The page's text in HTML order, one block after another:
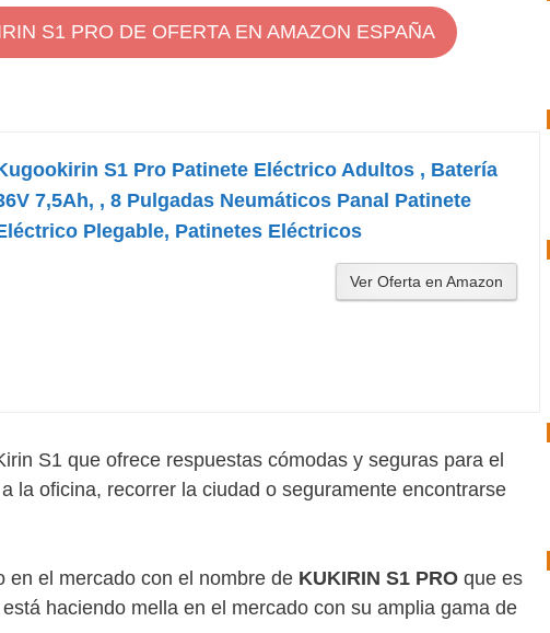
la pena?
en España
S1 PRO DE OFERTA EN AMAZON ESPAÑA
S1 Pro Patinete Eléctrico Adultos , Batería
7,5Ah, , 8 Pulgadas Neumáticos Panal Patinete
Plegable, Patinetes Eléctricos
Ver Oferta en Amazon
S1 que ofrece respuestas cómodas y seguras para el
la oficina, recorrer la ciudad o seguramente encontrarse
en el mercado con el nombre de KUKIRIN S1 PRO que es
haciendo mella en el mercado con su amplia gama de